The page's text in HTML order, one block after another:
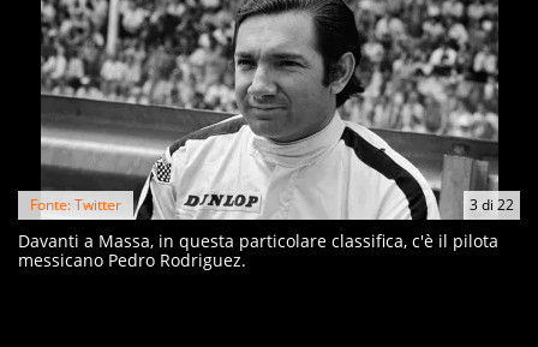
3di 22
Fonte: Twitter
Davanti a Massa, in questa particolare classifica, c'è il pilota
messicano Pedro Rodriguez.